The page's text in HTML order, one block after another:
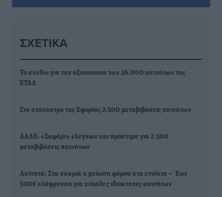
ΣΧΕΤΙΚΆ
Το σχέδιο για την αξιοποίηση των 36.000 ακινήτων της
ΕΤΑΔ
Στο στόχαστρο της Εφορίας 2.500 μεταβιβάσεις ακινήτων
ΑΑΔΕ: «Σαφάρι» ελέγχων και πρόστιμα για 2.500
μεταβιβάσεις ακινήτων
Ακίνητα: Στα σκαριά η μείωση φόρου στα ενοίκια – Έως
500€ ελάφρυνση για χιλιάδες ιδιοκτήτες ακινήτων